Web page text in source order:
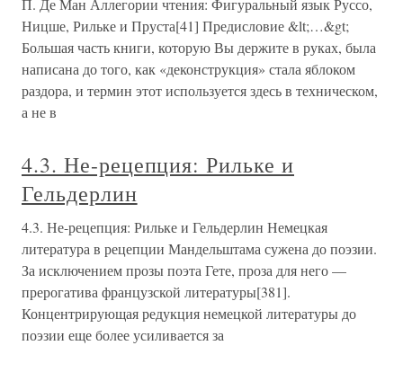
П. Де Ман Аллегории чтения: Фигуральный язык Руссо,
Ницше, Рильке и Пруста[41] Предисловие &lt;…&gt;
Большая часть книги, которую Вы держите в руках, была
написана до того, как «деконструкция» стала яблоком
раздора, и термин этот используется здесь в техническом,
а не в
4.3. Не-рецепция: Рильке и
Гельдерлин
4.3. Не-рецепция: Рильке и Гельдерлин Немецкая
литература в рецепции Мандельштама сужена до поэзии.
За исключением прозы поэта Гете, проза для него —
прерогатива французской литературы[381].
Концентрирующая редукция немецкой литературы до
поэзии еще более усиливается за